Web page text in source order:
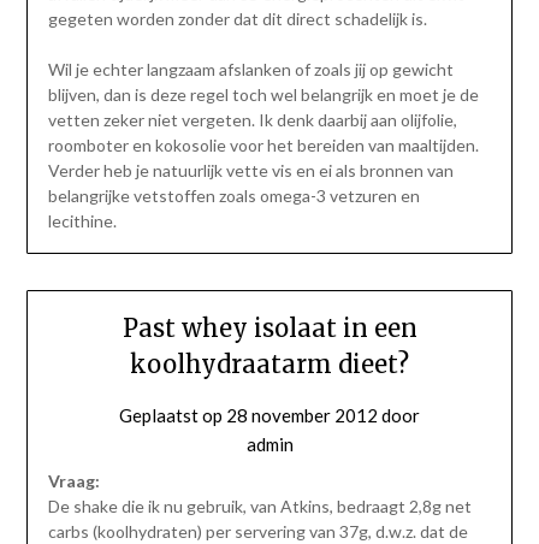
gegeten worden zonder dat dit direct schadelijk is.
Wil je echter langzaam afslanken of zoals jij op gewicht
blijven, dan is deze regel toch wel belangrijk en moet je de
vetten zeker niet vergeten. Ik denk daarbij aan olijfolie,
roomboter en kokosolie voor het bereiden van maaltijden.
Verder heb je natuurlijk vette vis en ei als bronnen van
belangrijke vetstoffen zoals omega-3 vetzuren en
lecithine.
Past whey isolaat in een
koolhydraatarm dieet?
Geplaatst op 28 november 2012 door
admin
Vraag:
De shake die ik nu gebruik, van Atkins, bedraagt 2,8g net
carbs (koolhydraten) per servering van 37g, d.w.z. dat de